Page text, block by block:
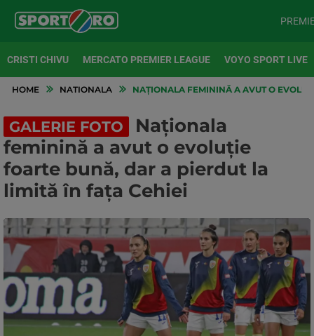
CRISTI CHIVU MERCATO PREMIER LEAGUE VOYO SPORT LIVE
HOME NATIONALA NAȚIONALA FEMININĂ A AVUT O
GALERIE FOTO
Naționala
feminină a avut o evoluție
foarte bună, dar a pierdut la
limită în fața Cehiei